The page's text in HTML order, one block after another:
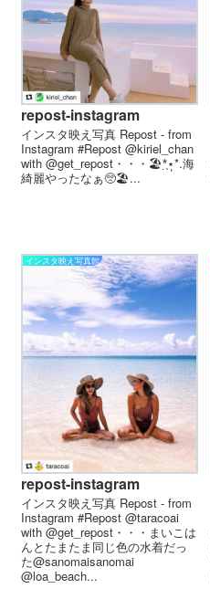
repost-instagram
インスタ映え写真 Repost - from
Instagram #Repost @kiriel_chan
with @get_repost・・・🏖*̣̩⋆̩*.海
綺麗やったなぁ🥺🏖...
インスタ映え写真館
repost-instagram
インスタ映え写真 Repost - from
Instagram #Repost @taracoai
with @get_repost・・・まいこは
んとたまたま同じ色の水着だっ
た@sanomaisanomai
@loa_beach...